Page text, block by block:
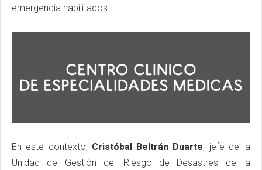
emergencia habilitados.
En este contexto, Cristóbal Beltrán Duarte, jefe de la
Unidad de Gestión del Riesgo de Desastres de la